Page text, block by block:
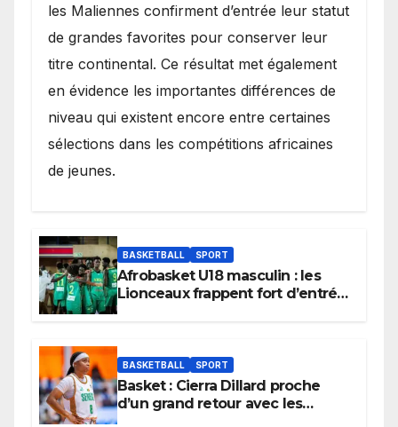
les Maliennes confirment d’entrée leur statut
de grandes favorites pour conserver leur
titre continental. Ce résultat met également
en évidence les importantes différences de
niveau qui existent encore entre certaines
sélections dans les compétitions africaines
de jeunes.
BASKETBALL SPORT
Afrobasket U18 masculin : les
Lionceaux frappent fort d’entrée
BASKETBALL SPORT
Basket : Cierra Dillard proche
d’un grand retour avec les